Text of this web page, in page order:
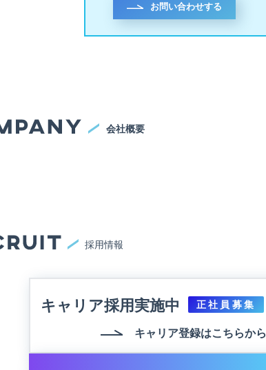
お問い合わせする
会社概要
採用情報
キャリア採用実施中 正社員募集
キャリア登録はこちらから